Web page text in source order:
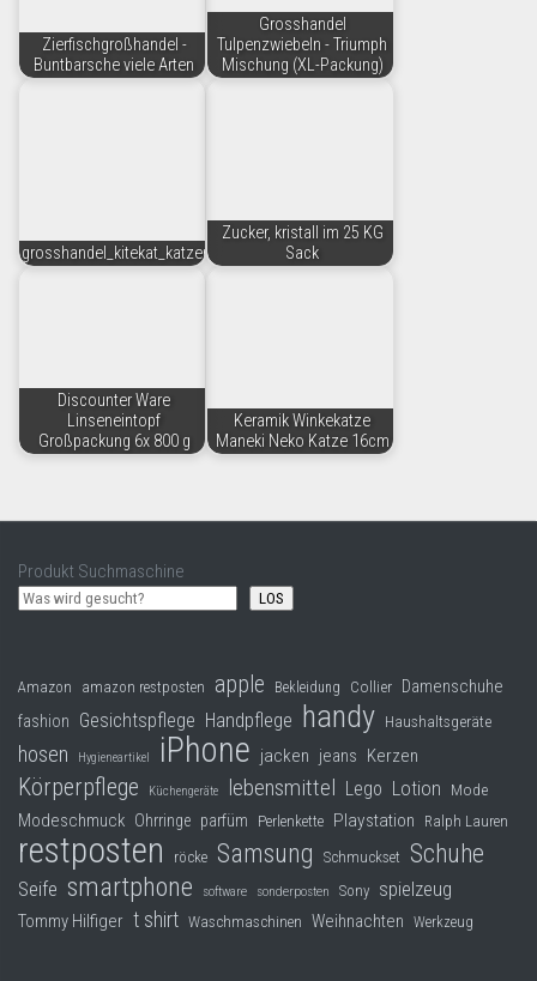
Zierfischgroßhandel -
Buntbarsche viele Arten
Grosshandel
Tulpenzwiebeln - Triumph
Mischung (XL-Packung)
grosshandel_kitekat_katzenfutter
Zucker, kristall im 25 KG
Sack
Discounter Ware
Linseneintopf
Großpackung 6x 800 g
Keramik Winkekatze
Maneki Neko Katze 16cm
Produkt Suchmaschine
LOS
Amazon amazon restposten apple Bekleidung Collier Damenschuhe
fashion Gesichtspflege Handpflege handy Haushaltsgeräte
hosen Hygieneartikel iPhone jacken jeans Kerzen
Körperpflege Küchengeräte lebensmittel Lego Lotion Mode
Modeschmuck Ohrringe parfüm Perlenkette Playstation Ralph Lauren
restposten röcke Samsung Schmuckset Schuhe
Seife smartphone software sonderposten Sony spielzeug
Tommy Hilfiger t shirt Waschmaschinen Weihnachten Werkzeug